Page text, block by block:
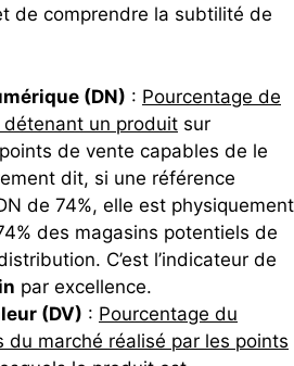
de comprendre la subtilité de
(DN) : Pourcentage de
un produit sur
de vente capables de le
dit, si une référence
de 74%, elle est physiquement
des magasins potentiels de
C’est l’indicateur de
par excellence.
(DV) : Pourcentage du
du marché réalisé par les points